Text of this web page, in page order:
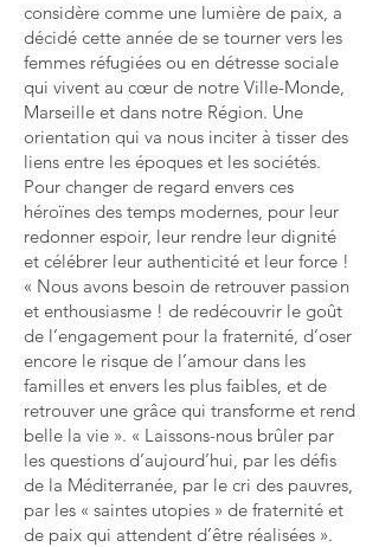
considère comme une lumière de paix, a
décidé cette année de se tourner vers les
femmes réfugiées ou en détresse sociale
qui vivent au cœur de notre Ville-Monde,
Marseille et dans notre Région. Une
orientation qui va nous inciter à tisser des
liens entre les époques et les sociétés.
Pour changer de regard envers ces
héroïnes des temps modernes, pour leur
redonner espoir, leur rendre leur dignité
et célébrer leur authenticité et leur force !
« Nous avons besoin de retrouver passion
et enthousiasme ! de redécouvrir le goût
de l’engagement pour la fraternité, d’oser
encore le risque de l’amour dans les
familles et envers les plus faibles, et de
retrouver une grâce qui transforme et rend
belle la vie ». « Laissons-nous brûler par
les questions d’aujourd’hui, par les défis
de la Méditerranée, par le cri des pauvres,
par les « saintes utopies » de fraternité et
de paix qui attendent d’être réalisées ».